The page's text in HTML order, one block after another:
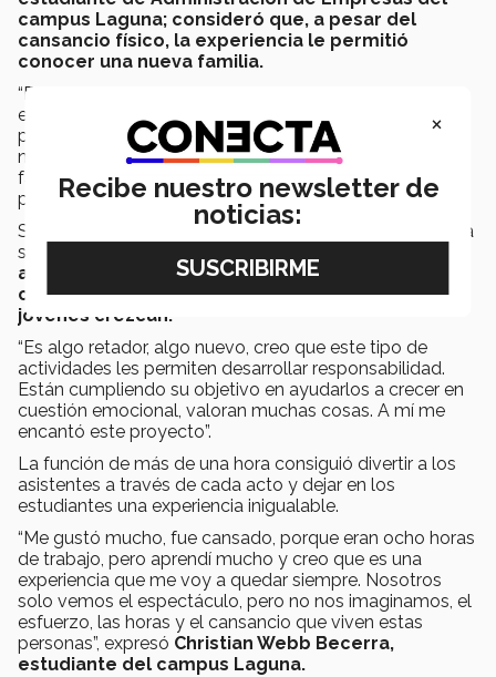
campus Laguna; consideró que, a pesar del
cansancio físico, la experiencia le permitió
conocer una nueva familia.
“Entendí lo que significa estar en un circo. Esto es una
empresa, tiene sus utilidades, sus riesgos, sus gastos,
pero más allá de eso entiendes, que, si bien puede que
ninguno de ellos sean familiares de sangre, son una
familia, o sea, se refieren a ‘él es mi hermano, “él es mi
papá´. Yo sí los consideraría mi familia”.
Sobre el reto de que los alumnos sean parte de show, la
señora
alumna Sonia Vallejo; comentó que la Semana i
cumple con su propósito de hacer que los
jóvenes crezcan.
“Es algo retador, algo nuevo, creo que este tipo de
actividades les permiten desarrollar responsabilidad.
Están cumpliendo su objetivo en ayudarlos a crecer en
cuestión emocional, valoran muchas cosas. A mí me
encantó este proyecto”.
La función de más de una hora consiguió divertir a los
asistentes a través de cada acto y dejar en los
estudiantes una experiencia inigualable.
“Me gustó mucho, fue cansado, porque eran ocho horas
de trabajo, pero aprendí mucho y creo que es una
experiencia que me voy a quedar siempre. Nosotros
solo vemos el espectáculo, pero no nos imaginamos, el
esfuerzo, las horas y el cansancio que viven estas
personas”, expresó Christian Webb Becerra,
estudiante del campus Laguna.
×
Recibe nuestro newsletter de
noticias: